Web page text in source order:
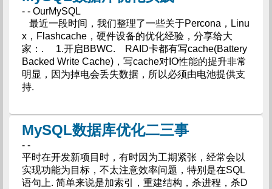
- - OurMySQL
最近一段时间，我们整理了一些关于Percona，Linu
x，Flashcache，硬件设备的优化经验，分享给大
家：. 1.开启BBWC. RAID卡都有写cache(Battery
Backed Write Cache)，写cache对IO性能的提升非常
明显，因为掉电会丢失数据，所以必须由电池提供支
持.
MySQL数据库优化二三事
- -
平时在开发新项目时，有时因为工期紧张，经常会以
实现功能为目标，不太注意效率问题，特别是在SQL
语句上. 简单来说是加索引，重建结构，杀进程，杀D